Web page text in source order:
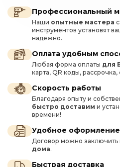
Профессиональный
Наши опытные мастера
инструментов установят
надежно.
Оплата удобным
Любая форма оплаты для
карта, QR коды,
Скорость работы
Благодаря опыту и
быстро доставим и
времени!
Удобное оформление
Договор можно заключить
дома.
Быстрая доставка